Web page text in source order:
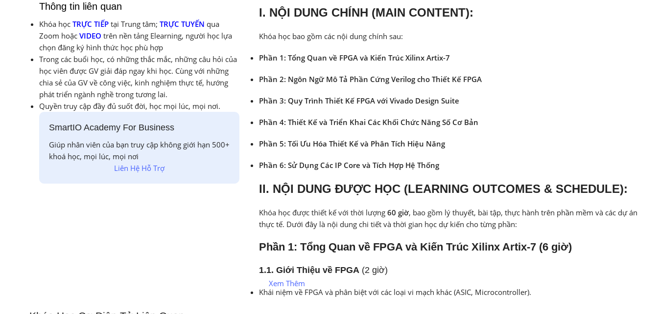
Thông tin liên quan
Khóa học TRỰC TIẾP tại Trung tâm; TRỰC TUYẾN qua
Zoom hoặc VIDEO trên nền tảng Elearning, người học lựa
chọn đăng ký hình thức học phù hợp
Trong các buổi học, có những thắc mắc, những câu hỏi của
học viên được GV giải đáp ngay khi học. Cùng với những
chia sẻ của GV về công việc, kinh nghiệm thực tế, hướng
phát triển ngành nghề trong tương lai.
Quyền truy cập đầy đủ suốt đời, học mọi lúc, mọi nơi.
SmartIO Academy For Business
Giúp nhân viên của bạn truy cập không giới hạn 500+
khoá học, mọi lúc, mọi nơi
Liên Hệ Hỗ Trợ
I. NỘI DUNG CHÍNH (MAIN CONTENT):
Khóa học bao gồm các nội dung chính sau:
Phần 1: Tổng Quan về FPGA và Kiến Trúc Xilinx Artix-7
Phần 2: Ngôn Ngữ Mô Tả Phần Cứng Verilog cho Thiết Kế FPGA
Phần 3: Quy Trình Thiết Kế FPGA với Vivado Design Suite
Phần 4: Thiết Kế và Triển Khai Các Khối Chức Năng Số Cơ Bản
Phần 5: Tối Ưu Hóa Thiết Kế và Phân Tích Hiệu Năng
Phần 6: Sử Dụng Các IP Core và Tích Hợp Hệ Thống
II. NỘI DUNG ĐƯỢC HỌC (LEARNING OUTCOMES & SCHEDULE):
Khóa học được thiết kế với thời lượng60 giờ, bao gồm lý thuyết, bài tập, thực hành trên phần mềm và các dự án
thực tế. Dưới đây là nội dung chi tiết và thời gian học dự kiến cho từng phần:
Phần 1: Tổng Quan về FPGA và Kiến Trúc Xilinx Artix-7 (6 giờ)
1.1. Giới Thiệu về FPGA (2 giờ)
Khái niệm về FPGA và phân biệt với các loại vi mạch khác (ASIC, Microcontroller).
Xem Thêm